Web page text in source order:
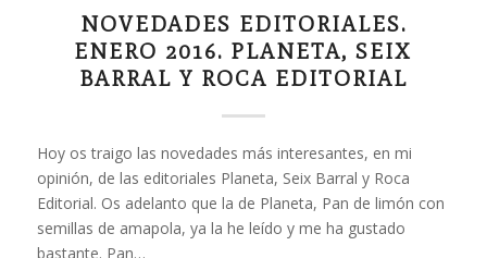
NOVEDADES EDITORIALES.
ENERO 2016. PLANETA, SEIX
BARRAL Y ROCA EDITORIAL
Hoy os traigo las novedades más interesantes, en mi
opinión, de las editoriales Planeta, Seix Barral y Roca
Editorial. Os adelanto que la de Planeta, Pan de limón con
semillas de amapola, ya la he leído y me ha gustado
bastante. Pan…